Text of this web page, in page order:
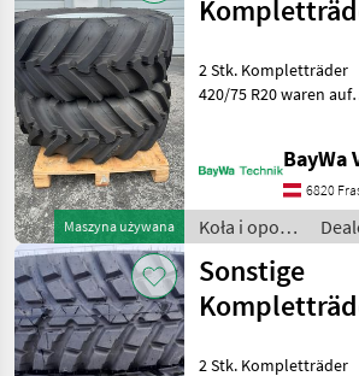
Maszyna używana
2 Stk. Kompletträder
420/75 R20 waren auf
konstrukcji: Opony
radialne, Rozmiar koła
(średnica koła): 20
Koła, Wymiar
6820
Koła i opony
/ Sonstige
Sonstige
2 Stk. Kompletträder